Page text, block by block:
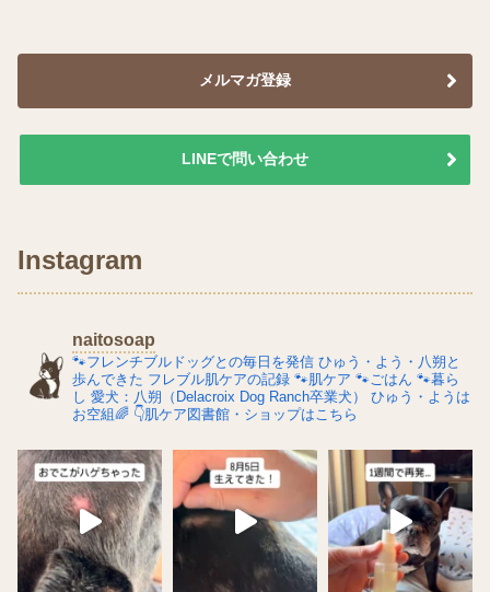
メルマガ登録
LINEで問い合わせ
Instagram
naitosoap
🐾フレンチブルドッグとの毎日を発信 ひゅう・よう・八朔と
歩んできた フレブル肌ケアの記録 🐾肌ケア 🐾ごはん 🐾暮ら
し 愛犬：八朔（Delacroix Dog Ranch卒業犬）
ひゅう・ようは
お空組🌈 👇肌ケア図書館・ショップはこちら